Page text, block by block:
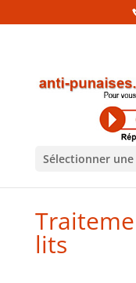
Sélectionner une
lits